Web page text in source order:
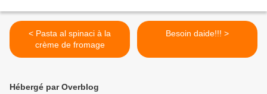
< Pasta al spinaci à la
crème de fromage
Besoin daide!!! >
Hébergé par Overblog